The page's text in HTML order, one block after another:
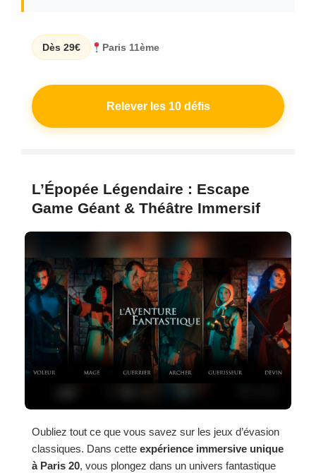
Dès 29€ Paris 11ème
Relever les 10 défis
L’Épopée Légendaire : Escape
Game Géant & Théâtre Immersif
Oubliez tout ce que vous savez sur les jeux d’évasion
classiques. Dans cette expérience immersive unique
à Paris 20, vous plongez dans un univers fantastique